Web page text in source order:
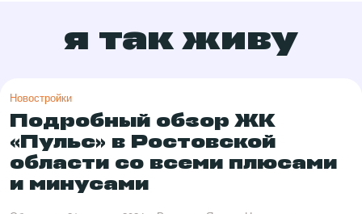
я так живу
Новостройки
Подробный обзор ЖК
«Пульс» в Ростовской
области со всеми плюсами
и минусами